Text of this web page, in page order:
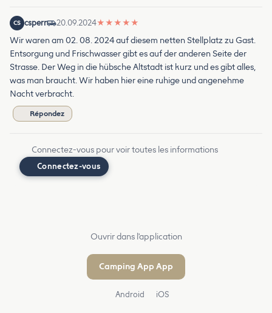
CS csperr 20.09.2024★ ★ ★ ★ ★
Wir waren am 02. 08. 2024 auf diesem netten Stellplatz zu Gast.
Entsorgung und Frischwasser gibt es auf der anderen Seite der
Strasse. Der Weg in die hübsche Altstadt ist kurz und es gibt alles,
was man braucht. Wir haben hier eine ruhige und angenehme
Nacht verbracht.
Répondez
Connectez-vous pour voir toutes les informations
Connectez-vous
Ouvrir dans l'application
Camping App App
Android iOS